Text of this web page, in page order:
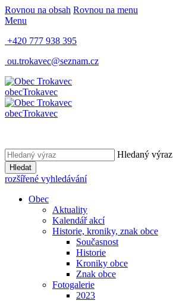
Rovnou na obsah Rovnou na menu
Menu
+420 777 938 395
ou.trokavec@seznam.cz
obecTrokavec
obecTrokavec
Hledaný výraz
Hledat
rozšířené vyhledávání
Obec
Aktuality
Kalendář akcí
Historie, kroniky, znak obce
Současnost
Historie
Kroniky obce
Znak obce
Fotogalerie
2023